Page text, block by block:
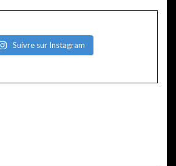
Suivre sur Instagram